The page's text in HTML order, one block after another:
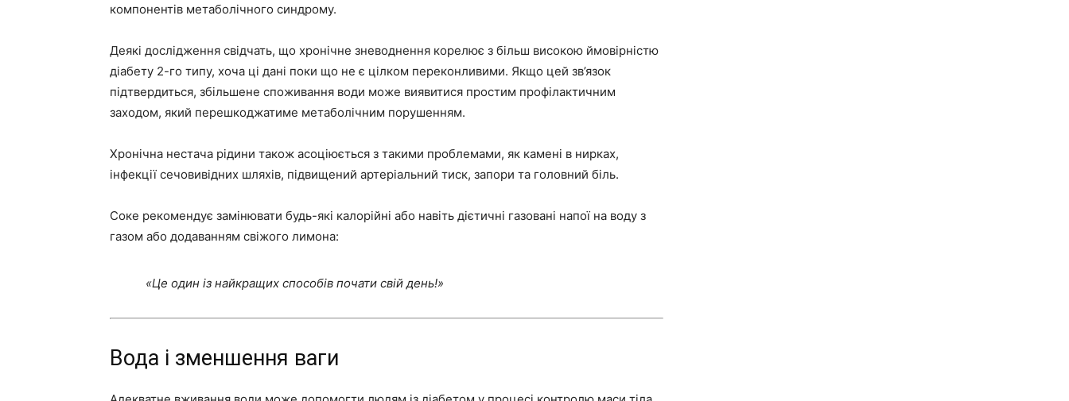
компонентів метаболічного синдрому.
Деякі дослідження свідчать, що хронічне зневоднення корелює з більш високою ймовірністю
діабету 2-го типу, хоча ці дані поки що не є цілком переконливими. Якщо цей зв’язок
підтвердиться, збільшене споживання води може виявитися простим профілактичним
заходом, який перешкоджатиме метаболічним порушенням.
Хронічна нестача рідини також асоціюється з такими проблемами, як камені в нирках,
інфекції сечовивідних шляхів, підвищений артеріальний тиск, запори та головний біль.
Соке рекомендує замінювати будь-які калорійні або навіть дієтичні газовані напої на воду з
газом або додаванням свіжого лимона:
«Це один із найкращих способів почати свій день!»
Вода і зменшення ваги